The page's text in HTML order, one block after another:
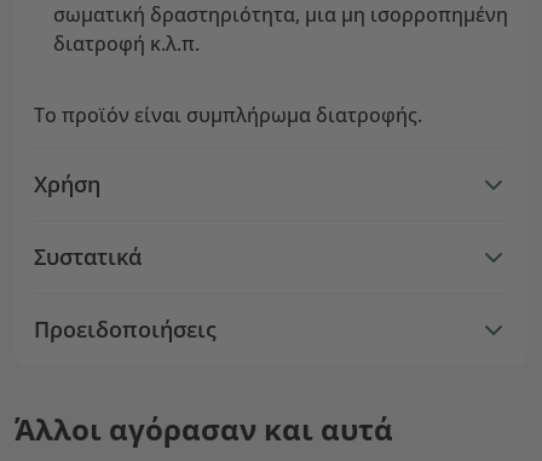
σωματική δραστηριότητα, μια μη ισορροπημένη
διατροφή κ.λ.π.
Το προϊόν είναι συμπλήρωμα διατροφής.
Χρήση
Συστατικά
Προειδοποιήσεις
Άλλοι αγόρασαν και αυτά